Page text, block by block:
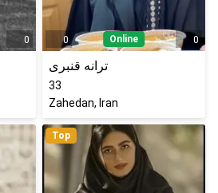
0 0 Online 0
ترانه قنبری
33
Zahedan, Iran
Top